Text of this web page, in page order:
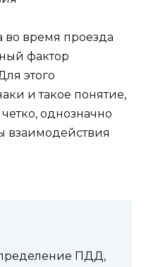
время проезда
фактор
этого
и такое понятие,
однозначно
взаимодействия
ПДД,